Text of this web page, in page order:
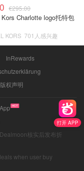
打开 APP
€295.00
Charlotte logo托特包
KORS 701人感兴趣
InRewards
版权声明
核实后发布折
when user buy